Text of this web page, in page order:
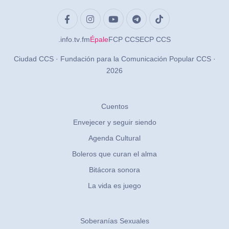
.info.tv.fmÉpaleFCP CCSECP CCS
Ciudad CCS · Fundación para la Comunicación Popular CCS ·
2026
Cuentos
Envejecer y seguir siendo
Agenda Cultural
Boleros que curan el alma
Bitácora sonora
La vida es juego
Soberanías Sexuales